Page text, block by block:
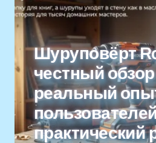
Шуруповёрт
честный
реальный
практический